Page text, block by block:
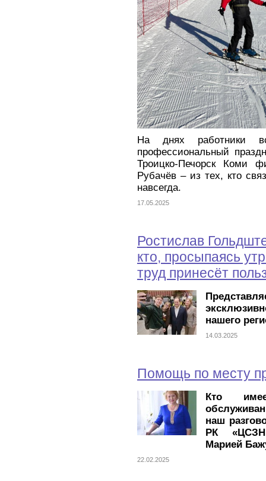
На днях работники
профессиональный
Троицко-Печорск Коми
Рубачёв – из тех, кто
навсегда.
17.05.2025
Ростислав
кто, просыпаясь
труд принесёт
нашего
14.03.2025
Помощь по месту
Кто
наш
РК «ЦСЗН
Марией
22.02.2025